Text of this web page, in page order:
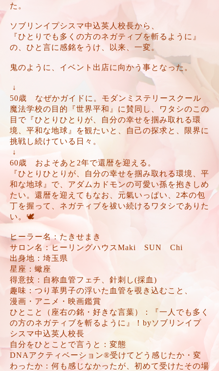
た。
ソブリンイプシスマ中込英人校長から、
『ひとりでも多くの方のネガティブを斬るように』
の、ひと言に感銘をうけ、以来、一変。
鬼のように、イベント出店に向かう事となった。
↓
50歳 なぜかガイドに。モダンミステリースクール
魔法学校の目的『世界平和』に賛同し、ワタシのこの
目で『ひとりひとりが、自分の幸せを掴み取れる環
境、平和な地球』を観たいと、自己の探求と、限界に
挑戦し続けている日々。
↓
60歳 およそあと2年で還暦を迎える。
『ひとりひとりが、自分の幸せを掴み取れる環境、平
和な地球』で、アダムカドモンの可愛い孫を抱きしめ
たい。還暦を迎えてもなお、元氣いっぱい、2本の包
丁を握って、ネガティブを祓い続けるワタシでありた
い。🕊️
ヒーラー名：たきせまき
サロン名：ヒーリングハウスMaki SUN Chi
出身地：埼玉県
星座：蠍座
得意技：自称血管フェチ、針刺し(採血)
趣味：つり革男子の浮いた血管を覗き込むこと、
漫画・アニメ・映画鑑賞
ひとこと（座右の銘・好きな言葉）：『一人でも多く
の方のネガティブを斬るように』！byソブリンイプ
シスマ中込英人校長
自分をひとことで言うと：変態
DNAアクティベーション®受けてどう感じたか・変
わったか：何も感じなかったが、初めて受けたその場